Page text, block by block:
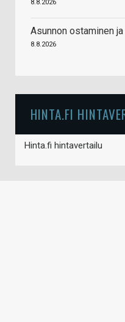
8.8.2026
Asunnon ostaminen
8.8.2026
HINTA.FI
Hinta.fi hintavertailu